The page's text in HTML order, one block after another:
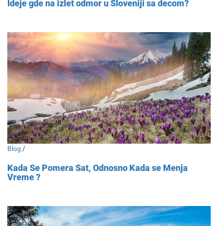
Ideje gde na izlet odmor u Sloveniji sa decom?
Blog /
Kada Se Pomera Sat, Odnosno Kada se Menja
Vreme ?